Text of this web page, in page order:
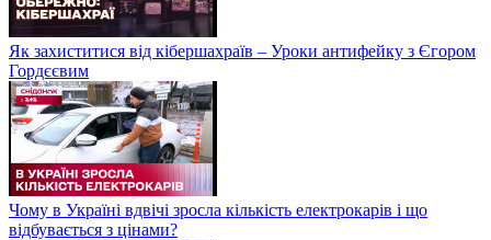
Як захиститися від кібершахраїв – Уроки антифейку з Єгором
Гордєєвим
Чому в Україні вдвічі зросла кількість електрокарів і що
відбувається з цінами?